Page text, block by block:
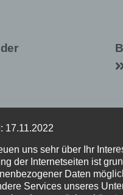
17.11.2022
uns sehr über Ihr
der Internetseiten ist
Daten
Services unseres